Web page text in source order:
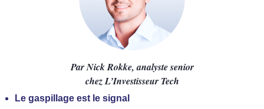
Par Nick Rokke, analyste senior
chezL’Investisseur Tech
Le gaspillage est le signal